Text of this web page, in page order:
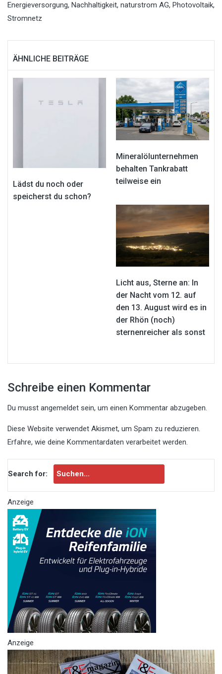
Energieversorgung, Nachhaltigkeit, naturstrom AG, Photovoltaik,
Stromnetz
ÄHNLICHE BEITRÄGE
Lädst du noch oder
speicherst du schon?
Mineralölunternehmen
behalten Tankrabatt
teilweise ein
Licht aus, Sterne an: In
der Nacht vom 12. auf
den 13. August wird es in
der Rhön (noch)
sternenreicher als sonst
Schreibe einen Kommentar
Du musst angemeldet sein, um einen Kommentar abzugeben.
Diese Website verwendet Akismet, um Spam zu reduzieren.
Erfahre, wie deine Kommentardaten verarbeitet werden.
Search for:
Anzeige
Anzeige